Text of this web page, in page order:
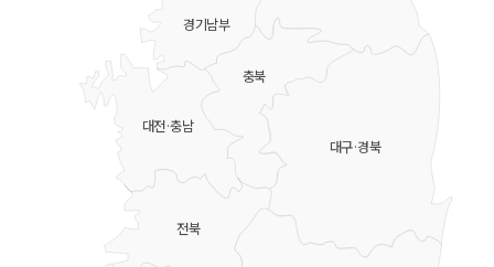
충북
대전·충남
대구·경북
전북
경기남부